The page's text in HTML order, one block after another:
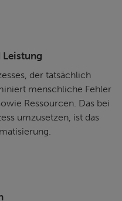
Leistung
der tatsächlich
menschliche Fehler
Ressourcen. Das bei
umzusetzen, ist das